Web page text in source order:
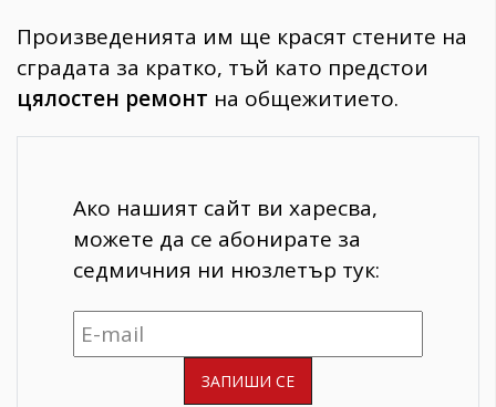
Произведенията им ще красят стените на
сградата за кратко, тъй като предстои
цялостен ремонт на общежитието.
Ако нашият сайт ви харесва,
можете да се абонирате за
седмичния ни нюзлетър тук: